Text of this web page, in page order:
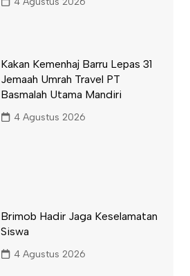
Kakan Kemenhaj Barru Lepas 31
Jemaah Umrah Travel PT
Basmalah Utama Mandiri
4 Agustus 2026
Brimob Hadir Jaga Keselamatan
Siswa
4 Agustus 2026